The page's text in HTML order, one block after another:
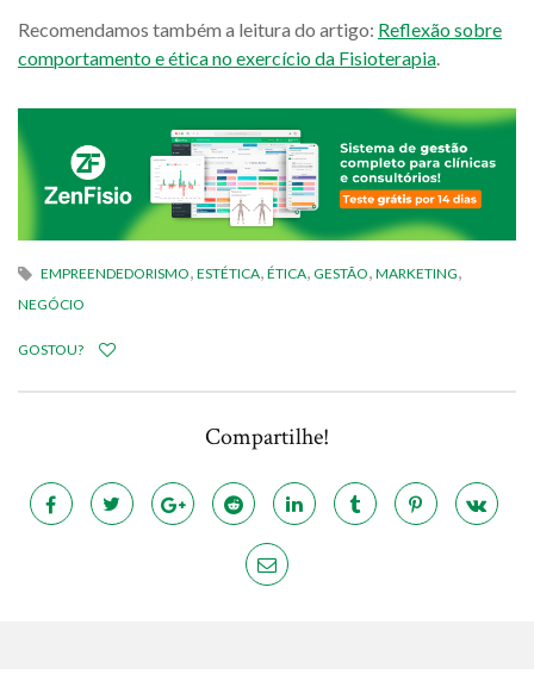
Recomendamos também a leitura do artigo: Reflexão sobre
comportamento e ética no exercício da Fisioterapia.
EMPREENDEDORISMO ESTÉTICA ÉTICA GESTÃO MARKETING
NEGÓCIO
GOSTOU?
Compartilhe!